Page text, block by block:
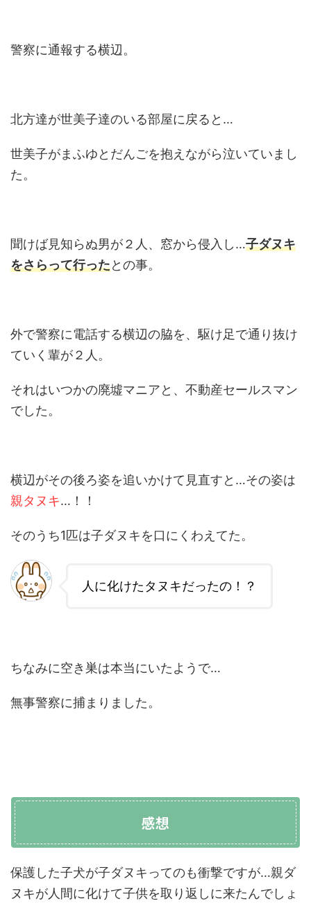
警察に通報する横辺。
北方達が世美子達のいる部屋に戻ると…
世美子がまふゆとだんごを抱えながら泣いていまし
た。
聞けば見知らぬ男が２人、窓から侵入し…子ダヌキ
をさらって行ったとの事。
外で警察に電話する横辺の脇を、駆け足で通り抜け
ていく輩が２人。
それはいつかの廃墟マニアと、不動産セールスマン
でした。
横辺がその後ろ姿を追いかけて見直すと…その姿は
親タヌキ…！！
そのうち1匹は子ダヌキを口にくわえてた。
人に化けたタヌキだったの！？
ちなみに空き巣は本当にいたようで…
無事警察に捕まりました。
感想
保護した子犬が子ダヌキってのも衝撃ですが…親ダ
ヌキが人間に化けて子供を取り返しに来たんでしょ